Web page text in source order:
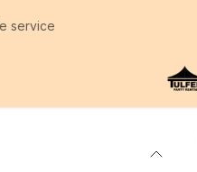
service